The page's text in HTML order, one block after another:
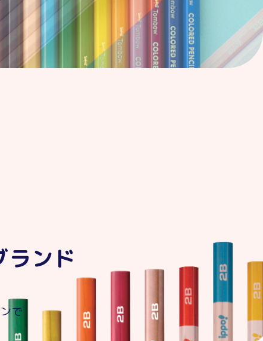
ンド
で